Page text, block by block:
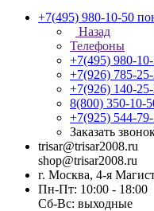
+7(495) 980-10-50
Назад
Телефоны
+7(495) 980-
+7(926) 785-
+7(926) 140-
8(800) 350-10-
+7(925) 544-79-
Заказать
trisar@trisar2008.ru
shop@trisar2008.ru
г. Москва, 4-я
Пн-Пт: 10:00 - 18:00
Сб-Вс: выходные